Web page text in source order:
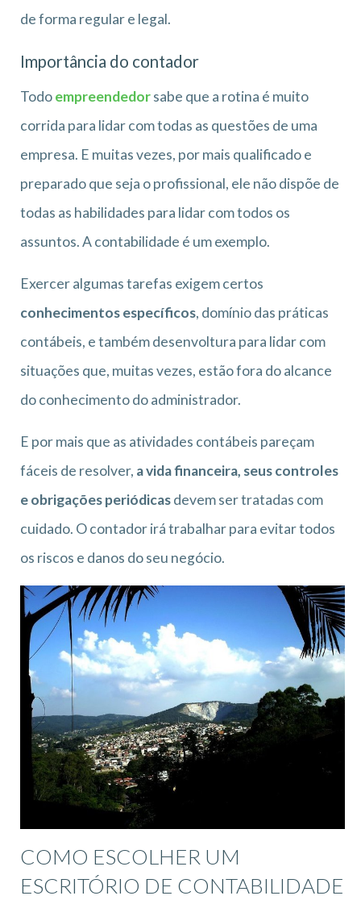
de forma regular e legal.
Importância do contador
Todoempreendedorsabe que a rotina é muito
corrida para lidar com todas as questões de uma
empresa. E muitas vezes, por mais qualificado e
preparado que seja o profissional, ele não dispõe de
todas as habilidades para lidar com todos os
assuntos. A contabilidade é um exemplo.
Exercer algumas tarefas exigem certos
conhecimentos específicos, domínio das práticas
contábeis, e também desenvoltura para lidar com
situações que, muitas vezes, estão fora do alcance
do conhecimento do administrador.
E por mais que as atividades contábeis pareçam
fáceis de resolver, a vida financeira, seus controles
e obrigações periódicasdevem ser tratadas com
cuidado. O contador irá trabalhar para evitar todos
os riscos e danos do seu negócio.
COMO ESCOLHER UM
ESCRITÓRIO DE CONTABILIDADE